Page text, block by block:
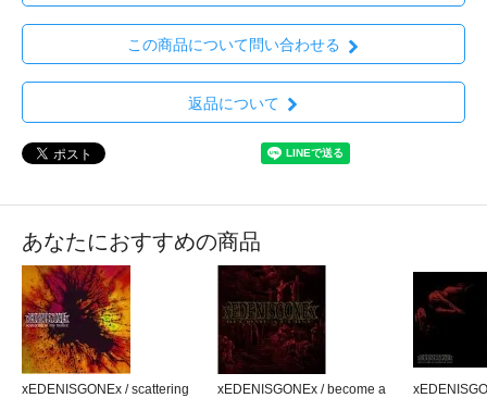
この商品について問い合わせる
返品について
あなたにおすすめの商品
xEDENISGONEx / scattering
xEDENISGONEx / become a